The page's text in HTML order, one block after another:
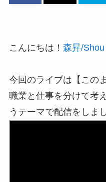
こんにちは！ 森昇/
今回のライブは【この
職業と仕事を分けて考
うテーマで配信をしま